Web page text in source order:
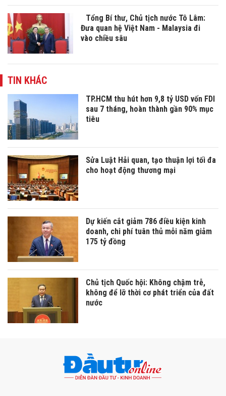
Tổng Bí thư, Chủ tịch nước Tô Lâm:
Đưa quan hệ Việt Nam - Malaysia đi
vào chiều sâu
TIN KHÁC
TP.HCM thu hút hơn 9,8 tỷ USD vốn FDI
sau 7 tháng, hoàn thành gần 90% mục
tiêu
Sửa Luật Hải quan, tạo thuận lợi tối đa
cho hoạt động thương mại
Dự kiến cắt giảm 786 điều kiện kinh
doanh, chi phí tuân thủ mỗi năm giảm
175 tỷ đồng
Chủ tịch Quốc hội: Không chậm trễ,
không để lỡ thời cơ phát triển của đất
nước